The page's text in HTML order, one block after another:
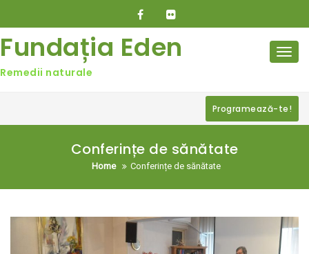
Fundația Eden
Remedii naturale
Programează-te!
Conferințe de sănătate
Home Conferințe de sănătate